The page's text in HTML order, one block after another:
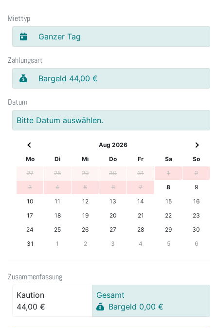
Miettyp
Ganzer Tag
Zahlungsart
Bargeld 44,00 €
Datum
Bitte Datum auswählen.
Aug 2026
Mo
Di Mi Do Fr Sa
So
27
28 29 30 31 1
2
3
4 5 6 7 8
9
10
11 12 13 14 15
16
17
18 19 20 21 22
23
24
25 26 27 28 29
30
31
1 2 3 4 5 6
Zusammenfassung
Kaution
44,00 €
Gesamt
Bargeld 0,00 €